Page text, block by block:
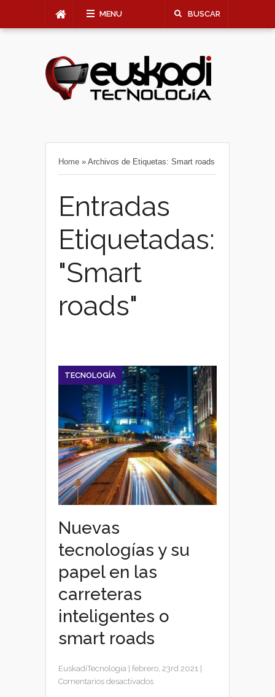
MENU BUSCAR
Home » Archivos de Etiquetas: Smart roads
Entradas
Etiquetadas:
"Smart
roads"
TECNOLOGÍA
Nuevas
tecnologías y su
papel en las
carreteras
inteligentes o
smart roads
EuskadiTecnologia febrero, 23rd 2021
Comentarios desactivadosen